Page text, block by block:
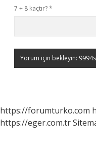
7 + 8 kaçtır?*
https://forumturko.com
https://eger.com.tr